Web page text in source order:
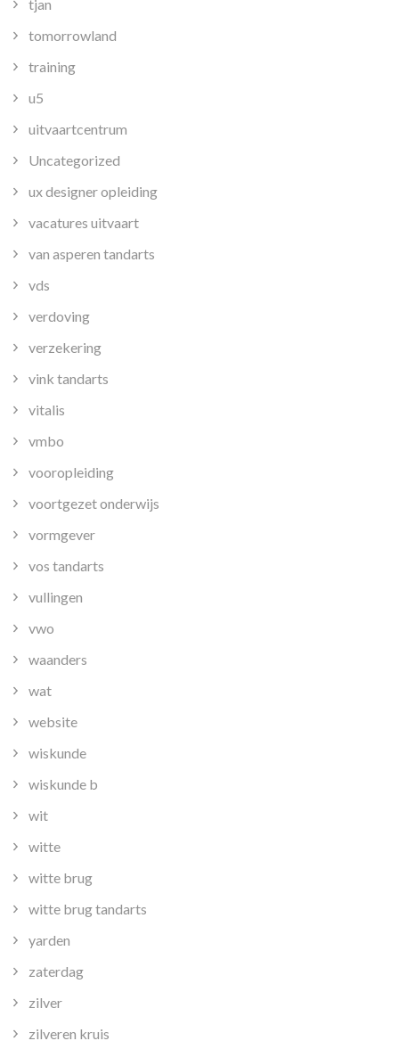
tjan
tomorrowland
training
u5
uitvaartcentrum
Uncategorized
ux designer opleiding
vacatures uitvaart
van asperen tandarts
vds
verdoving
verzekering
vink tandarts
vitalis
vmbo
vooropleiding
voortgezet onderwijs
vormgever
vos tandarts
vullingen
vwo
waanders
wat
website
wiskunde
wiskunde b
wit
witte
witte brug
witte brug tandarts
yarden
zaterdag
zilver
zilveren kruis